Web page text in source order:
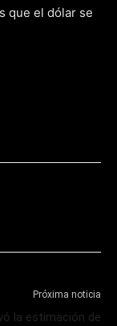
que el dólar se
Próxima noticia
la estimación de